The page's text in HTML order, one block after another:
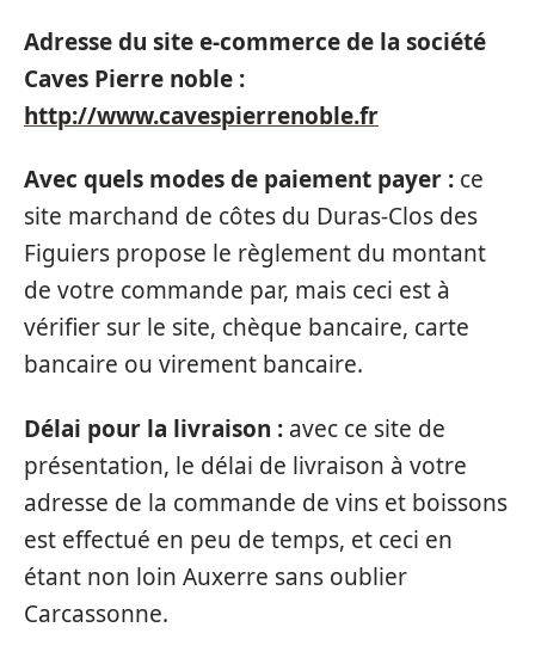
Adresse du site e-commerce de la société
Caves Pierre noble :
http://www.cavespierrenoble.fr
Avec quels modes de paiement payer : ce
site marchand de côtes du Duras-Clos des
Figuiers propose le règlement du montant
de votre commande par, mais ceci est à
vérifier sur le site, chèque bancaire, carte
bancaire ou virement bancaire.
Délai pour la livraison : avec ce site de
présentation, le délai de livraison à votre
adresse de la commande de vins et boissons
est effectué en peu de temps, et ceci en
étant non loin Auxerre sans oublier
Carcassonne.